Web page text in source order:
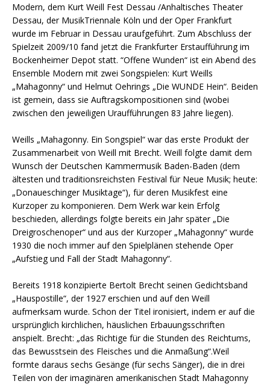
Modern, dem Kurt Weill Fest Dessau /Anhaltisches Theater
Dessau, der MusikTriennale Köln und der Oper Frankfurt
wurde im Februar in Dessau uraufgeführt. Zum Abschluss der
Spielzeit 2009/10 fand jetzt die Frankfurter Erstaufführung im
Bockenheimer Depot statt. “Offene Wunden“ ist ein Abend des
Ensemble Modern mit zwei Songspielen: Kurt Weills
„Mahagonny“ und Helmut Oehrings „Die WUNDE Hein“. Beiden
ist gemein, dass sie Auftragskompositionen sind (wobei
zwischen den jeweiligen Uraufführungen 83 Jahre liegen).
Weills „Mahagonny. Ein Songspiel“ war das erste Produkt der
Zusammenarbeit von Weill mit Brecht. Weill folgte damit dem
Wunsch der Deutschen Kammermusik Baden-Baden (dem
ältesten und traditionsreichsten Festival für Neue Musik; heute:
„Donaueschinger Musiktage“), für deren Musikfest eine
Kurzoper zu komponieren. Dem Werk war kein Erfolg
beschieden, allerdings folgte bereits ein Jahr später „Die
Dreigroschenoper“ und aus der Kurzoper „Mahagonny“ wurde
1930 die noch immer auf den Spielplänen stehende Oper
„Aufstieg und Fall der Stadt Mahagonny“.
Bereits 1918 konzipierte Bertolt Brecht seinen Gedichtsband
„Hauspostille“, der 1927 erschien und auf den Weill
aufmerksam wurde. Schon der Titel ironisiert, indem er auf die
ursprünglich kirchlichen, häuslichen Erbauungsschriften
anspielt. Brecht: „das Richtige für die Stunden des Reichtums,
das Bewusstsein des Fleisches und die Anmaßung“.Weil
formte daraus sechs Gesänge (für sechs Sänger), die in drei
Teilen von der imaginären amerikanischen Stadt Mahagonny